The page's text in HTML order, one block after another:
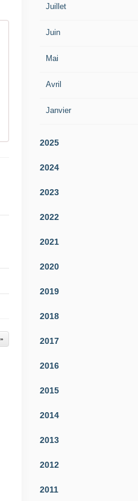
Juillet
Juin
Mai
Avril
Janvier
2025
2024
2023
2022
2021
2020
2019
2018
2017
2016
2015
2014
2013
2012
2011